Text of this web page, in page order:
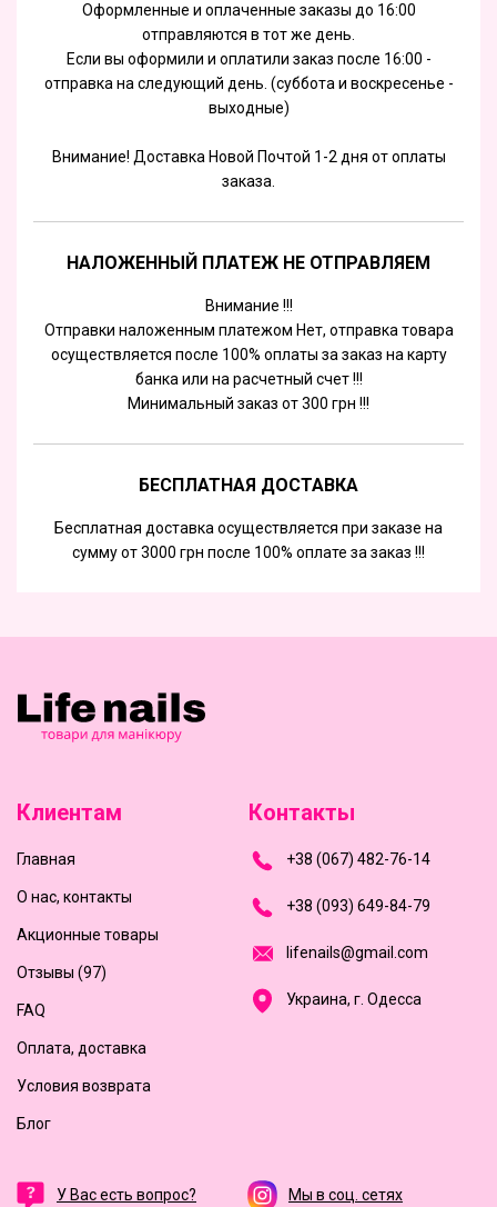
Оформленные и оплаченные заказы до 16:00
отправляются в тот же день.
Если вы оформили и оплатили заказ после 16:00 -
отправка на следующий день. (суббота и воскресенье -
выходные)
Внимание! Доставка Новой Почтой 1-2 дня от оплаты
заказа.
НАЛОЖЕННЫЙ ПЛАТЕЖ НЕ ОТПРАВЛЯЕМ
Внимание !!!
Отправки наложенным платежом Нет, отправка товара
осуществляется после 100% оплаты за заказ на карту
банка или на расчетный счет !!!
Минимальный заказ от 300 грн !!!
БЕСПЛАТНАЯ ДОСТАВКА
Бесплатная доставка осуществляется при заказе на
сумму от 3000 грн после 100% оплате за заказ !!!
Клиентам
Главная
О нас, контакты
Акционные товары
Отзывы (97)
FAQ
Оплата, доставка
Условия возврата
Блог
Контакты
+38 (067) 482-76-14
+38 (093) 649-84-79
ifenai s@gmai com
Украина, г. Одесса
У Вас есть вопрос? Мы в соц. сетях